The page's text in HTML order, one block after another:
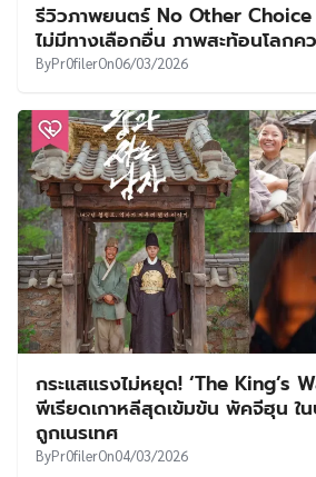
รีวิวภาพยนตร์ No Other
ไม่มีทางเลือกอื่น ภาพสะท้อนโลกค
ByPr0filerOn06/03/2026
กระแสแรงไม่หยุด! ‘The King’s
พีเรียดเกาหลีสุดเข้มข้น พัคจีฮุน ใ
ถูกเนรเทศ
ByPr0filerOn04/03/2026